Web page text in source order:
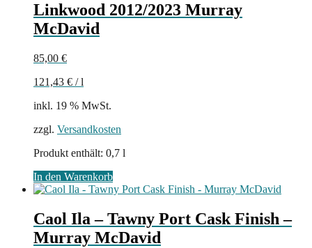
Linkwood 2012/2023 Murray
McDavid
85,00 €
121,43 € /l
inkl. 19 % MwSt.
zzgl. Versandkosten
Produkt enthält: 0,7 l
In den Warenkorb
Caol Ila – Tawny Port Cask Finish –
Murray McDavid